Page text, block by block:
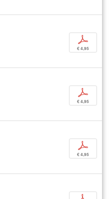
p
€ 4,95
p
€ 4,95
p
€ 4,95